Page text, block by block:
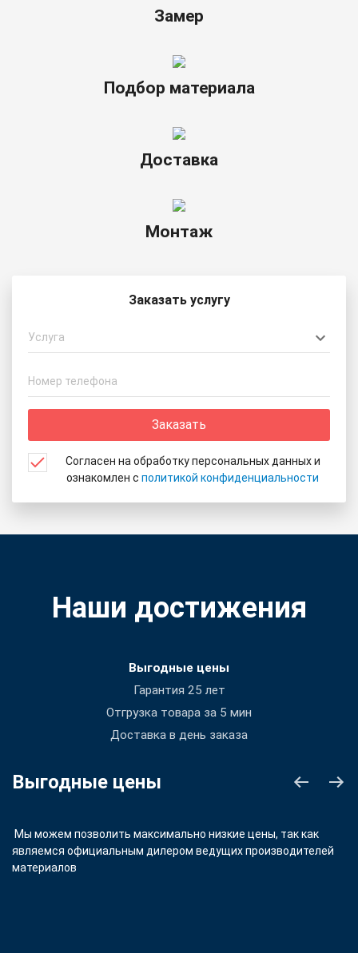
Замер
Подбор материала
Доставка
Монтаж
Заказать услугу
Услуга
Заказать
Согласен на обработку персональных данных и
ознакомлен с политикой конфиденциальности
Наши достижения
Выгодные цены
Гарантия 25 лет
Отгрузка товара за 5 мин
Доставка в день заказа
Выгодные цены
Мы можем позволить максимально низкие цены, так как
являемся официальным дилером ведущих производителей
материалов